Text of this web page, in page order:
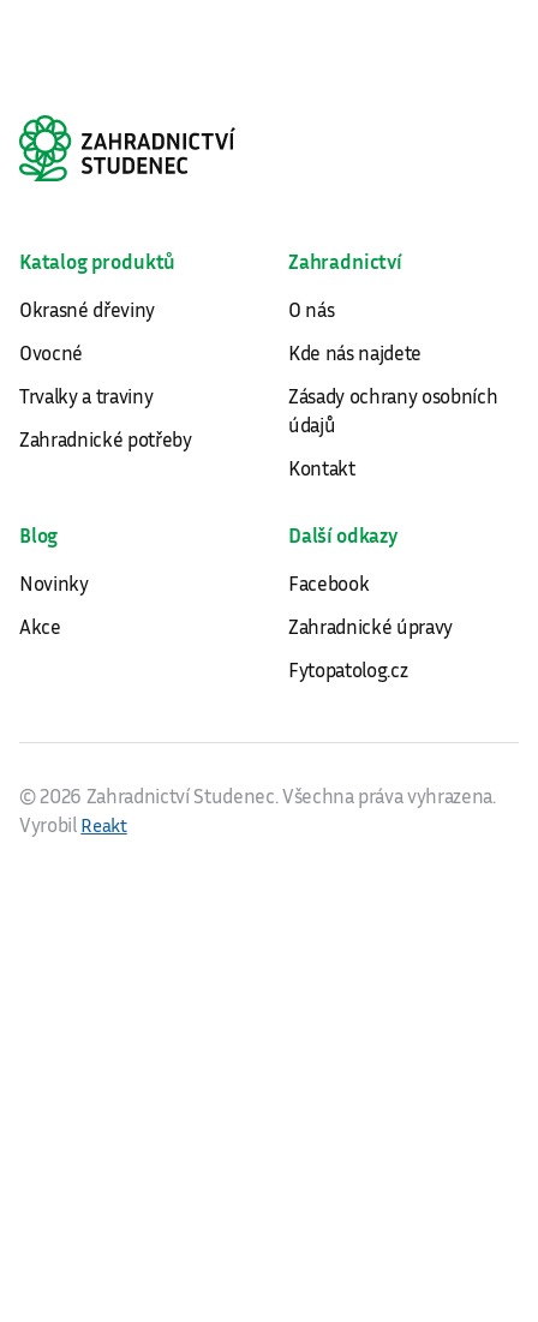
Katalog produktů
Okrasné dřeviny
Ovocné
Trvalky a traviny
Zahradnické potřeby
Zahradnictví
O nás
Kde nás najdete
Zásady ochrany osobních
údajů
Kontakt
Blog
Novinky
Akce
Další odkazy
Facebook
Zahradnické úpravy
Fytopatolog.cz
© 2026 Zahradnictví Studenec. Všechna práva vyhrazena.
Vyrobil Reakt